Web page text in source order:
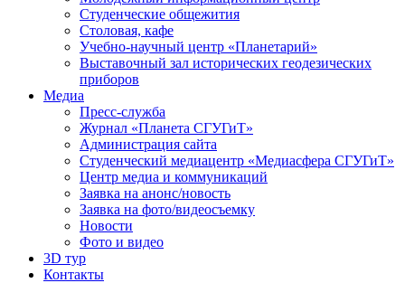
Студенческие общежития
Столовая, кафе
Учебно-научный центр «Планетарий»
Выставочный зал исторических геодезических
приборов
Медиа
Пресс-служба
Журнал «Планета СГУГиТ»
Администрация сайта
Студенческий медиацентр «Медиасфера СГУГиТ»
Центр медиа и коммуникаций
Заявка на анонс/новость
Заявка на фото/видеосъемку
Новости
Фото и видео
3D тур
Контакты